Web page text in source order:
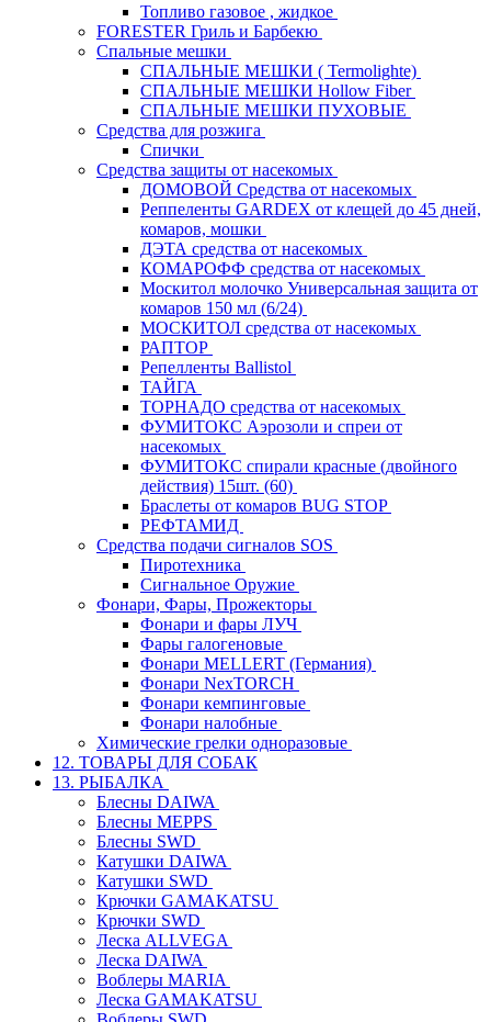
Топливо газовое , жидкое
FORESTER Гриль и Барбекю
Спальные мешки
СПАЛЬНЫЕ МЕШКИ ( Termolighte)
СПАЛЬНЫЕ МЕШКИ Hollow Fiber
СПАЛЬНЫЕ МЕШКИ ПУХОВЫЕ
Средства для розжига
Спички
Средства защиты от насекомых
ДОМОВОЙ Средства от насекомых
Реппеленты GARDEX от клещей до 45 дней,
комаров, мошки
ДЭТА средства от насекомых
КОМАРОФФ средства от насекомых
Москитол молочко Универсальная защита от
комаров 150 мл (6/24)
МОСКИТОЛ средства от насекомых
РАПТОР
Репелленты Ballistol
ТАЙГА
ТОРНАДО средства от насекомых
ФУМИТОКС Аэрозоли и спреи от
насекомых
ФУМИТОКС спирали красные (двойного
действия) 15шт. (60)
Браслеты от комаров BUG STOP
РЕФТАМИД
Средства подачи сигналов SOS
Пиротехника
Сигнальное Оружие
Фонари, Фары, Прожекторы
Фонари и фары ЛУЧ
Фары галогеновые
Фонари MELLERT (Германия)
Фонари NexTORCH
Фонари кемпинговые
Фонари налобные
Химические грелки одноразовые
12. ТОВАРЫ ДЛЯ СОБАК
13. РЫБАЛКА
Блесны DAIWA
Блесны MEPPS
Блесны SWD
Катушки DAIWA
Катушки SWD
Крючки GAMAKATSU
Крючки SWD
Леска ALLVEGA
Леска DAIWA
Воблеры MARIA
Леска GAMAKATSU